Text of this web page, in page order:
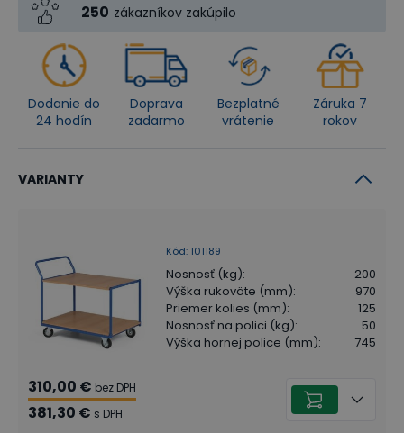
250 zákazníkov zakúpilo
Dodanie do
24 hodín
Doprava
zadarmo
Bezplatné
vrátenie
Záruka 7
rokov
VARIANTY
Kód: 101189
Nosnosť (kg):
200
Výška rukoväte (mm):
970
Priemer kolies (mm):
125
Nosnosť na polici (kg):
50
Výška hornej police (mm): 745
310,00 € bez DPH
381,30 € s DPH